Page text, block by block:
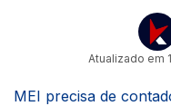
Atualizado em
MEI precisa de